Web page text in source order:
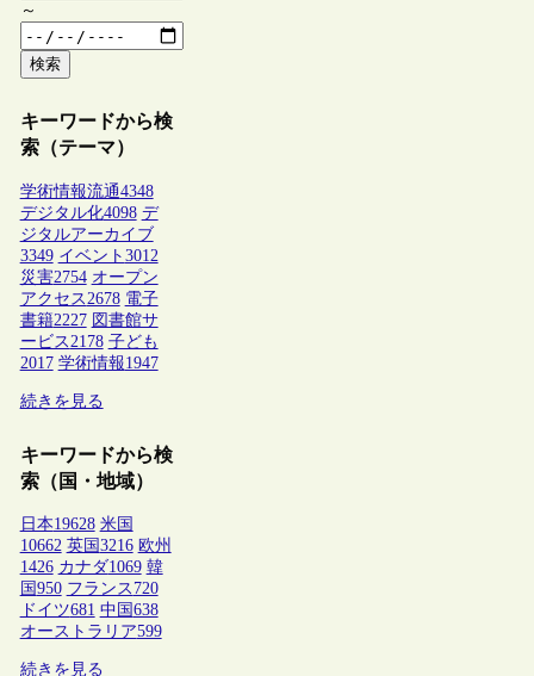
～
検索
キーワードから検
索（テーマ）
学術情報流通4348
デジタル化4098 デ
ジタルアーカイブ
3349 イベント 3012
災害2754 オープン
アクセス 2678 電子
書籍2227 図書館サ
ービス 2178 子ども
2017 学術情報1947
続きを見る
キーワードから検
索（国・地域）
日本19628 米国
10662 英国 3216 欧州
1426 カナダ1069 韓
国 950 フランス 720
ドイツ681 中国 638
オーストラリア599
続きを見る